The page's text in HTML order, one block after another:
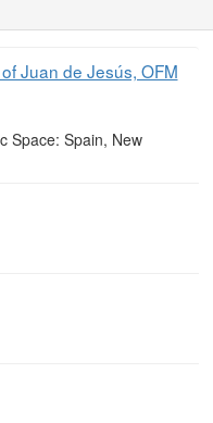
Juan de Jesús, OFM
Space: Spain, New